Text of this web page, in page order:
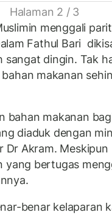
Halaman 2 / 3
menggali
Fathul Bari
sangat dingin. Tak
makanan
bahan makanan
diaduk dengan
Dr Akram.
yang bertugas
benar kelaparan